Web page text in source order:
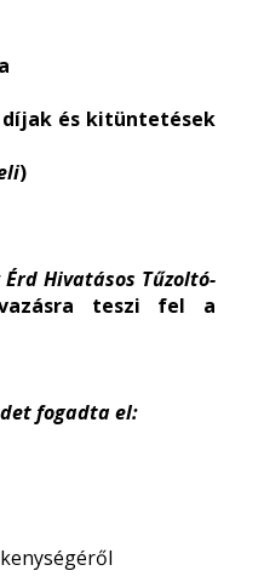
és kitüntetések
)
Érd Hivatásos Tűzoltó-
teszi fel a
fogadta el: